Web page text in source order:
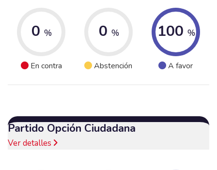
0 %
En contra
0 %
Abstención
100 %
A favor
Partido Opción Ciudadana
Ver detalles